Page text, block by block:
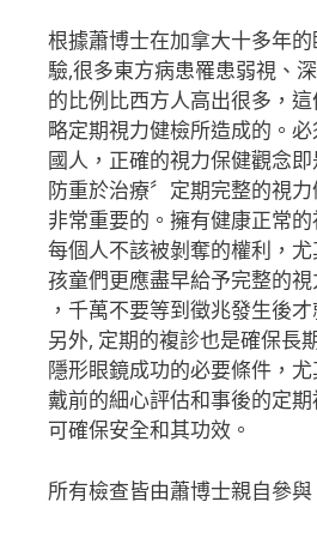
根據蕭博士在加拿大十多年
驗,很多東方病患罹患弱視、
的比例比西方人高出很多，
略定期視力健檢所造成的。
國人，正確的視力保健觀念
防重於治療〞定期完整的視
非常重要的。擁有健康正常
每個人不該被剝奪的權利，
孩童們更應盡早給予完整的
，千萬不要等到徵兆發生後才
另外, 定期的複診也是確保長
隱形眼鏡成功的必要條件，
戴前的細心評估和事後的定
可確保安全和其功效。
所有檢查皆由蕭博士親自參與